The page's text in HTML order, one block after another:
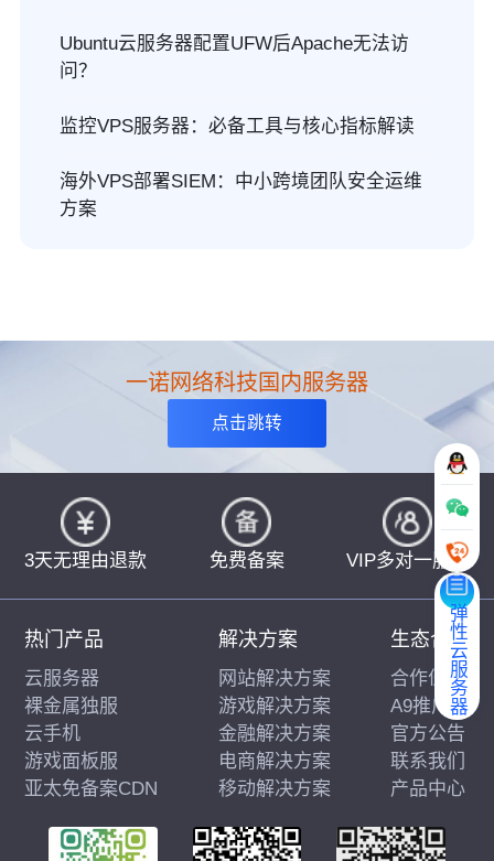
Ubuntu云服务器配置UFW后Apache无法访
问？
监控VPS服务器：必备工具与核心指标解读
海外VPS部署SIEM：中小跨境团队安全运维
方案
弹性云服务器
一诺网络科技国内服务器
点击跳转
3天无理由退款 免费备案 VIP多对一服务
热门产品
云服务器
裸金属独服
云手机
游戏面板服
亚太免备案CDN
解决方案
网站解决方案
游戏解决方案
金融解决方案
电商解决方案
移动解决方案
生态合作
合作伙伴
A9推广
官方公告
联系我们
产品中心